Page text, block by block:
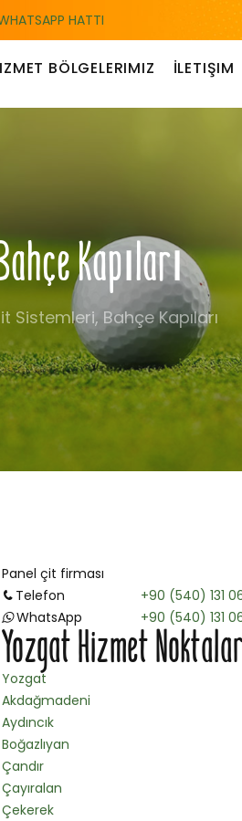
HATTI
BÖLGELERIMIZ İLETIŞIM
Kapıları
Sistemleri, Bahçe Kapıları
Panel çit firması
Telefon
+90 (540) 131
WhatsApp
+90 (540) 131
Yozgat Hizmet
Yozgat
Akdağmadeni
Aydıncık
Boğazlıyan
Çandır
Çayıralan
Çekerek